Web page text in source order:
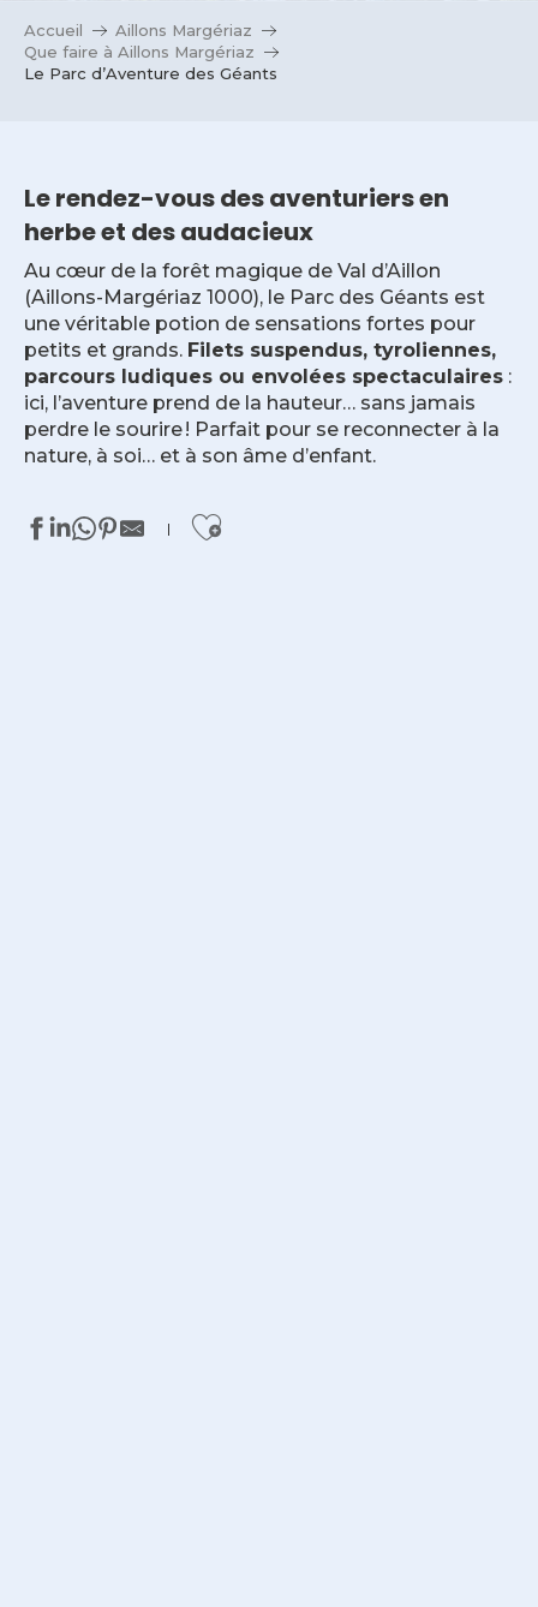
Accueil
Aillons Margériaz
Que faire à Aillons Margériaz
Le Parc d’Aventure des Géants
Le rendez-vous des aventuriers en
herbe et des audacieux
Au cœur de la forêt magique de Val d’Aillon
(Aillons-Margériaz 1000), le Parc des Géants est
une véritable potion de sensations fortes pour
petits et grands. Filets suspendus, tyroliennes,
parcours ludiques ou envolées spectaculaires :
ici, l’aventure prend de la hauteur… sans jamais
perdre le sourire ! Parfait pour se reconnecter à la
nature, à soi… et à son âme d’enfant.
Ajouter aux